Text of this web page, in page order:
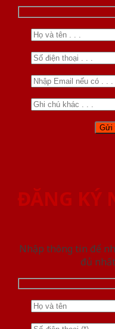
ĐĂNG KÝ
Nhập thông tin để
đủ